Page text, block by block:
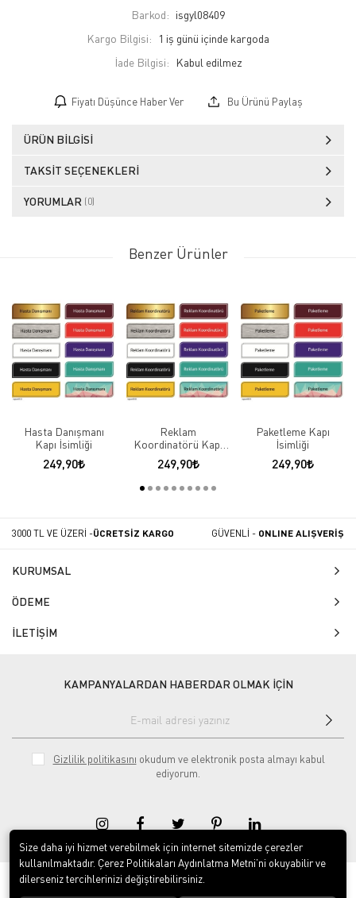
Barkod: isgyl08409
Kargo Bilgisi:
1 iş günü içinde kargoda
İade Bilgisi:
Fiyatı Düşünce Haber Ver Bu Ürünü Paylaş
ÜRÜN BILGISI
TAKSIT SEÇENEKLERI
YORUMLAR (0)
Benzer Ürünler
Hasta Danışmanı
Kapı İsimliği
249,90
Reklam
Koordinatörü Kapı
İsimliği
249,90
Paketleme Kapı
İsimliği
249,90
3000 TL VE ÜZERİ -ÜCRETSİZ KARGO GÜVENLİ - ONLINE ALIŞVERİŞ
KURUMSAL
ÖDEME
İLETİŞİM
KAMPANYALARDAN HABERDAR OLMAK İÇİN
Gizlilik politikasını okudum ve elektronik posta almayı kabul
ediyorum.
© 2020Isg Tabelam. Tüm hakları saklıdır.
Size daha iyi hizmet verebilmek için internet sitemizde çerezler
kullanılmaktadır. Çerez Politikaları Aydınlatma Metni’ni okuyabilir ve
dilerseniz tercihlerinizi değiştirebilirsiniz.